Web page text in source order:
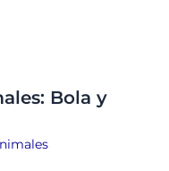
Bola y